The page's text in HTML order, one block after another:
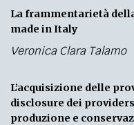
La frammentarietà
made in Italy
Veronica Clara Talamo
L’acquisizione delle
disclosure dei
produzione e